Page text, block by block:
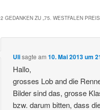
2 GEDANKEN ZU „75. WESTFALEN
Ulisagte am10. Mai 2013 um
Hallo,
grosses Lob and die
Bilder sind das, grosse
bzw. darum bitten, dass